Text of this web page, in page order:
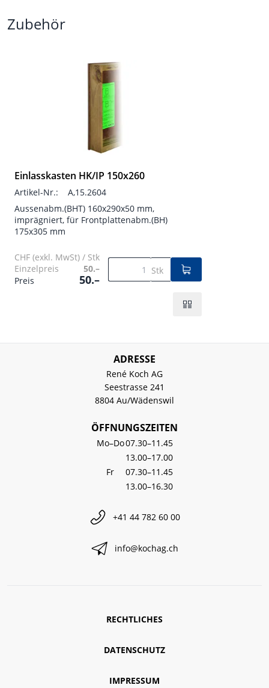
Zubehör
Einlasskasten HK/IP 150x260
Artikel-Nr.:
A,15.2604
Aussenabm.(BHT) 160x290x50 mm,
imprägniert, für Frontplattenabm.(BH)
175x305 mm
CHF (exkl. MwSt) / Stk
Einzelpreis
50.–
Preis
50.–
Stk
ADRESSE
René Koch AG
Seestrasse 241
8804 Au/Wädenswil
ÖFFNUNGSZEITEN
Mo–Do07.30–11.45
13.00–17.00
Fr
07.30–11.45
13.00–16.30
+41 44 782 60 00
info@kochag.ch
RECHTLICHES
DATENSCHUTZ
IMPRESSUM